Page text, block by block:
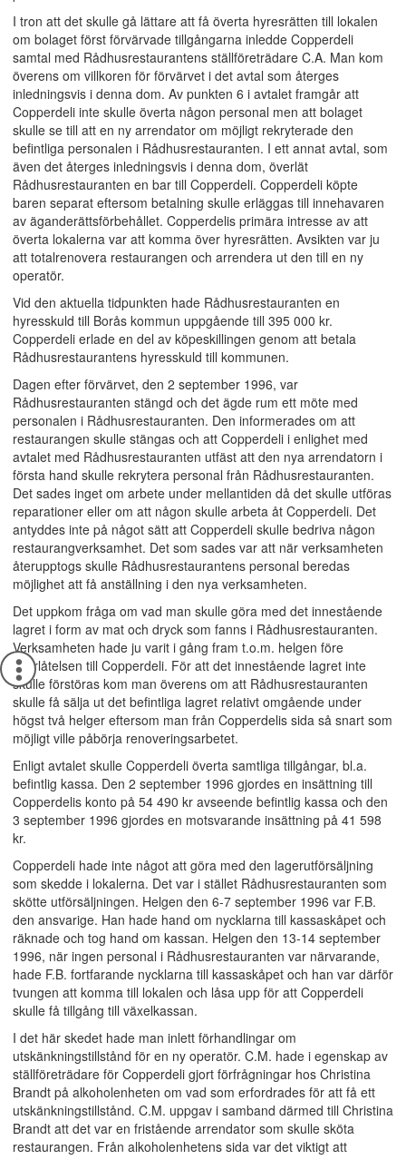
I tron att det skulle gå lättare att få överta hyresrätten till lokalen
om bolaget först förvärvade tillgångarna inledde Copperdeli
samtal med Rådhusrestaurantens ställföreträdare C.A. Man kom
överens om villkoren för förvärvet i det avtal som återges
inledningsvis i denna dom. Av punkten 6 i avtalet framgår att
Copperdeli inte skulle överta någon personal men att bolaget
skulle se till att en ny arrendator om möjligt rekryterade den
befintliga personalen i Rådhusrestauranten. I ett annat avtal, som
även det återges inledningsvis i denna dom, överlät
Rådhusrestauranten en bar till Copperdeli. Copperdeli köpte
baren separat eftersom betalning skulle erläggas till innehavaren
av äganderättsförbehållet. Copperdelis primära intresse av att
överta lokalerna var att komma över hyresrätten. Avsikten var ju
att totalrenovera restaurangen och arrendera ut den till en ny
operatör.
Vid den aktuella tidpunkten hade Rådhusrestauranten en
hyresskuld till Borås kommun uppgående till 395 000 kr.
Copperdeli erlade en del av köpeskillingen genom att betala
Rådhusrestaurantens hyresskuld till kommunen.
Dagen efter förvärvet, den 2 september 1996, var
Rådhusrestauranten stängd och det ägde rum ett möte med
personalen i Rådhusrestauranten. Den informerades om att
restaurangen skulle stängas och att Copperdeli i enlighet med
avtalet med Rådhusrestauranten utfäst att den nya arrendatorn i
första hand skulle rekrytera personal från Rådhusrestauranten.
Det sades inget om arbete under mellantiden då det skulle utföras
reparationer eller om att någon skulle arbeta åt Copperdeli. Det
antyddes inte på något sätt att Copperdeli skulle bedriva någon
restaurangverksamhet. Det som sades var att när verksamheten
återupptogs skulle Rådhusrestaurantens personal beredas
möjlighet att få anställning i den nya verksamheten.
Det uppkom fråga om vad man skulle göra med det innestående
lagret i form av mat och dryck som fanns i Rådhusrestauranten.
Verksamheten hade ju varit i gång fram t.o.m. helgen före
överlåtelsen till Copperdeli. För att det innestående lagret inte
skulle förstöras kom man överens om att Rådhusrestauranten
skulle få sälja ut det befintliga lagret relativt omgående under
högst två helger eftersom man från Copperdelis sida så snart som
möjligt ville påbörja renoveringsarbetet.
Enligt avtalet skulle Copperdeli överta samtliga tillgångar, bl.a.
befintlig kassa. Den 2 september 1996 gjordes en insättning till
Copperdelis konto på 54 490 kr avseende befintlig kassa och den
3 september 1996 gjordes en motsvarande insättning på 41 598
kr.
Copperdeli hade inte något att göra med den lagerutförsäljning
som skedde i lokalerna. Det var i stället Rådhusrestauranten som
skötte utförsäljningen. Helgen den 6-7 september 1996 var F.B.
den ansvarige. Han hade hand om nycklarna till kassaskåpet och
räknade och tog hand om kassan. Helgen den 13-14 september
1996, när ingen personal i Rådhusrestauranten var närvarande,
hade F.B. fortfarande nycklarna till kassaskåpet och han var därför
tvungen att komma till lokalen och låsa upp för att Copperdeli
skulle få tillgång till växelkassan.
I det här skedet hade man inlett förhandlingar om
utskänkningstillstånd för en ny operatör. C.M. hade i egenskap av
ställföreträdare för Copperdeli gjort förfrågningar hos Christina
Brandt på alkoholenheten om vad som erfordrades för att få ett
utskänkningstillstånd. C.M. uppgav i samband därmed till Christina
Brandt att det var en fristående arrendator som skulle sköta
restaurangen. Från alkoholenhetens sida var det viktigt att